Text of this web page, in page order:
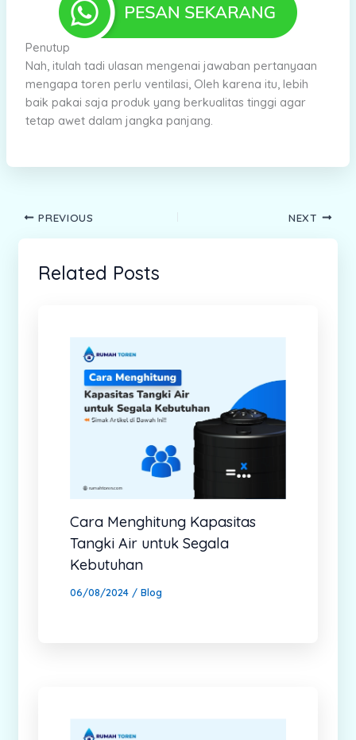
Penutup
Nah, itulah tadi ulasan mengenai jawaban pertanyaan
mengapa toren perlu ventilasi, Oleh karena itu, lebih
baik pakai saja produk yang berkualitas tinggi agar
tetap awet dalam jangka panjang.
PREVIOUS NEXT
Related Posts
Cara Menghitung Kapasitas
Tangki Air untuk Segala
Kebutuhan
06/08/2024 / Blog